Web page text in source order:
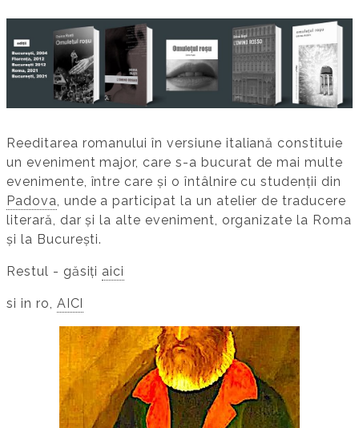
Reeditarea romanului în versiune italiană constituie
un eveniment major, care s-a bucurat de mai multe
evenimente, între care și o întâlnire cu studenții din
Padova, unde a participat la un atelier de traducere
literară, dar și la alte eveniment, organizate la Roma
și la București.
Restul - găsiți aici
si in ro, AICI